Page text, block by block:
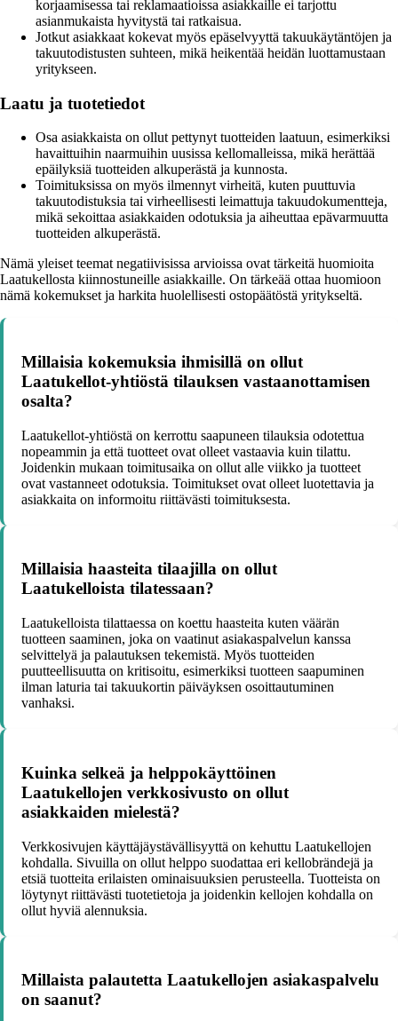
korjaamisessa tai reklamaatioissa asiakkaille ei tarjottu
asianmukaista hyvitystä tai ratkaisua.
Jotkut asiakkaat kokevat myös epäselvyyttä takuukäytäntöjen ja
takuutodistusten suhteen, mikä heikentää heidän luottamustaan
yritykseen.
Laatu ja tuotetiedot
Osa asiakkaista on ollut pettynyt tuotteiden laatuun, esimerkiksi
havaittuihin naarmuihin uusissa kellomalleissa, mikä herättää
epäilyksiä tuotteiden alkuperästä ja kunnosta.
Toimituksissa on myös ilmennyt virheitä, kuten puuttuvia
takuutodistuksia tai virheellisesti leimattuja takuudokumentteja,
mikä sekoittaa asiakkaiden odotuksia ja aiheuttaa epävarmuutta
tuotteiden alkuperästä.
Nämä yleiset teemat negatiivisissa arvioissa ovat tärkeitä huomioita
Laatukellosta kiinnostuneille asiakkaille. On tärkeää ottaa huomioon
nämä kokemukset ja harkita huolellisesti ostopäätöstä yritykseltä.
Millaisia kokemuksia ihmisillä on ollut
Laatukellot-yhtiöstä tilauksen vastaanottamisen
osalta?
Laatukellot-yhtiöstä on kerrottu saapuneen tilauksia odotettua
nopeammin ja että tuotteet ovat olleet vastaavia kuin tilattu.
Joidenkin mukaan toimitusaika on ollut alle viikko ja tuotteet
ovat vastanneet odotuksia. Toimitukset ovat olleet luotettavia ja
asiakkaita on informoitu riittävästi toimituksesta.
Millaisia haasteita tilaajilla on ollut
Laatukelloista tilatessaan?
Laatukelloista tilattaessa on koettu haasteita kuten väärän
tuotteen saaminen, joka on vaatinut asiakaspalvelun kanssa
selvittelyä ja palautuksen tekemistä. Myös tuotteiden
puutteellisuutta on kritisoitu, esimerkiksi tuotteen saapuminen
ilman laturia tai takuukortin päiväyksen osoittautuminen
vanhaksi.
Kuinka selkeä ja helppokäyttöinen
Laatukellojen verkkosivusto on ollut
asiakkaiden mielestä?
Verkkosivujen käyttäjäystävällisyyttä on kehuttu Laatukellojen
kohdalla. Sivuilla on ollut helppo suodattaa eri kellobrändejä ja
etsiä tuotteita erilaisten ominaisuuksien perusteella. Tuotteista on
löytynyt riittävästi tuotetietoja ja joidenkin kellojen kohdalla on
ollut hyviä alennuksia.
Millaista palautetta Laatukellojen asiakaspalvelu
on saanut?